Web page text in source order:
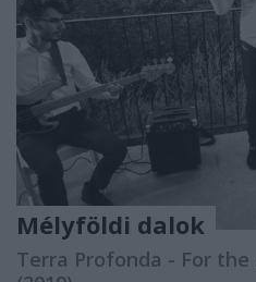
Mélyföldi dalok
Terra Profonda - For